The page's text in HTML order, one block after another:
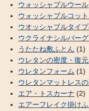
ウォッシャブルウール
ウォッシャブルコッ
ウオッシャブルタイ
ウクライナシルバー
うたたね敷ふとん (1)
ウレタンの密度・復
ウレタンフォーム (1)
ウレタンマットレス
エア・トスカーナ (2)
エアーフレイク掛け